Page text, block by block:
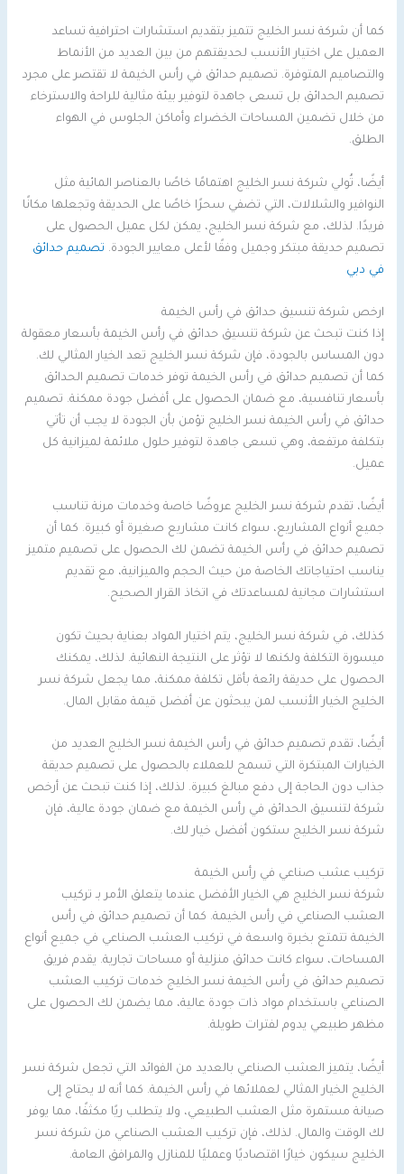
كما أن شركة نسر الخليج تتميز بتقديم استشارات احترافية تساعد
العميل على اختيار الأنسب لحديقتهم من بين العديد من الأنماط
والتصاميم المتوفرة. تصميم حدائق في رأس الخيمة لا تقتصر على مجرد
تصميم الحدائق بل تسعى جاهدة لتوفير بيئة مثالية للراحة والاسترخاء
من خلال تضمين المساحات الخضراء وأماكن الجلوس في الهواء
الطلق.
أيضًا، تُولي شركة نسر الخليج اهتمامًا خاصًا بالعناصر المائية مثل
النوافير والشلالات، التي تضفي سحرًا خاصًا على الحديقة وتجعلها مكانًا
فريدًا. لذلك، مع شركة نسر الخليج، يمكن لكل عميل الحصول على
تصميم حديقة مبتكر وجميل وفقًا لأعلى معايير الجودة. تصميم حدائق
في دبي
ارخص شركة تنسيق حدائق في رأس الخيمة
إذا كنت تبحث عن شركة تنسيق حدائق في رأس الخيمة بأسعار معقولة
دون المساس بالجودة، فإن شركة نسر الخليج تعد الخيار المثالي لك.
كما أن تصميم حدائق في رأس الخيمة توفر خدمات تصميم الحدائق
بأسعار تنافسية، مع ضمان الحصول على أفضل جودة ممكنة. تصميم
حدائق في رأس الخيمة نسر الخليج تؤمن بأن الجودة لا يجب أن تأتي
بتكلفة مرتفعة، وهي تسعى جاهدة لتوفير حلول ملائمة لميزانية كل
عميل.
أيضًا، تقدم شركة نسر الخليج عروضًا خاصة وخدمات مرنة تناسب
جميع أنواع المشاريع، سواء كانت مشاريع صغيرة أو كبيرة. كما أن
تصميم حدائق في رأس الخيمة تضمن لك الحصول على تصميم متميز
يناسب احتياجاتك الخاصة من حيث الحجم والميزانية، مع تقديم
استشارات مجانية لمساعدتك في اتخاذ القرار الصحيح.
كذلك، في شركة نسر الخليج، يتم اختيار المواد بعناية بحيث تكون
ميسورة التكلفة ولكنها لا تؤثر على النتيجة النهائية. لذلك، يمكنك
الحصول على حديقة رائعة بأقل تكلفة ممكنة، مما يجعل شركة نسر
الخليج الخيار الأنسب لمن يبحثون عن أفضل قيمة مقابل المال.
أيضًا، تقدم تصميم حدائق في رأس الخيمة نسر الخليج العديد من
الخيارات المبتكرة التي تسمح للعملاء بالحصول على تصميم حديقة
جذاب دون الحاجة إلى دفع مبالغ كبيرة. لذلك، إذا كنت تبحث عن أرخص
شركة لتنسيق الحدائق في رأس الخيمة مع ضمان جودة عالية، فإن
شركة نسر الخليج ستكون أفضل خيار لك.
تركيب عشب صناعي في رأس الخيمة
شركة نسر الخليج هي الخيار الأفضل عندما يتعلق الأمر بـ تركيب
العشب الصناعي في رأس الخيمة. كما أن تصميم حدائق في رأس
الخيمة تتمتع بخبرة واسعة في تركيب العشب الصناعي في جميع أنواع
المساحات، سواء كانت حدائق منزلية أو مساحات تجارية. يقدم فريق
تصميم حدائق في رأس الخيمة نسر الخليج خدمات تركيب العشب
الصناعي باستخدام مواد ذات جودة عالية، مما يضمن لك الحصول على
مظهر طبيعي يدوم لفترات طويلة.
أيضًا، يتميز العشب الصناعي بالعديد من الفوائد التي تجعل شركة نسر
الخليج الخيار المثالي لعملائها في رأس الخيمة. كما أنه لا يحتاج إلى
صيانة مستمرة مثل العشب الطبيعي، ولا يتطلب ريًا مكثفًا، مما يوفر
لك الوقت والمال. لذلك، فإن تركيب العشب الصناعي من شركة نسر
الخليج سيكون خيارًا اقتصاديًا وعمليًا للمنازل والمرافق العامة.